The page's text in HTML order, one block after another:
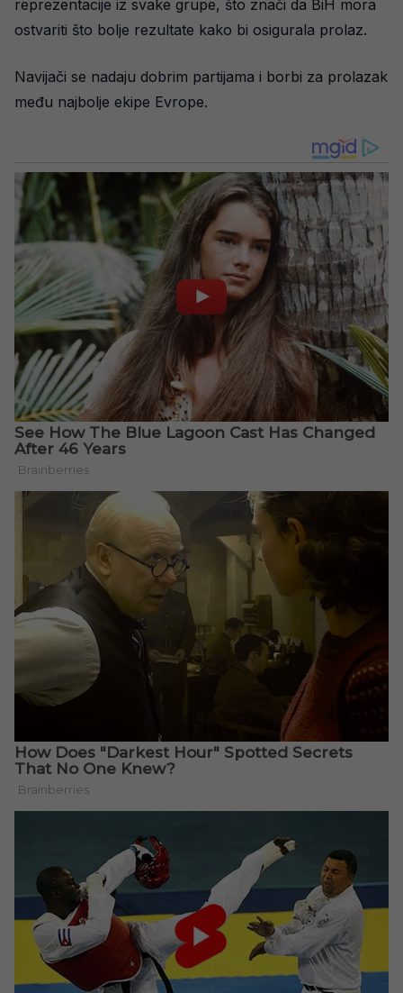
reprezentacije iz svake grupe, što znači da BiH mora
ostvariti što bolje rezultate kako bi osigurala prolaz.
Navijači se nadaju dobrim partijama i borbi za prolazak
među najbolje ekipe Evrope.